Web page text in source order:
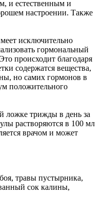
и естественным и
настроении. Также
исключительно
гормональный
происходит благодаря
содержатся вещества,
но самих гормонов в
положительного
ложке трижды в день за
растворяются в 100 мл
врачом и может
травы пустырника,
сок калины,